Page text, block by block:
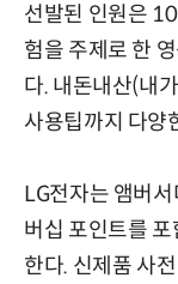
선발된 인원은
험을 주제로 한
다. 내돈내산(내
사용팁까지 다양
LG전자는 앰버
버십 포인트를
한다. 신제품 사